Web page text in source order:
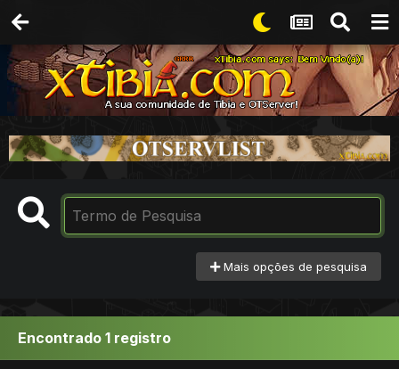
Mais opções de pesquisa
Encontrado 1 registro